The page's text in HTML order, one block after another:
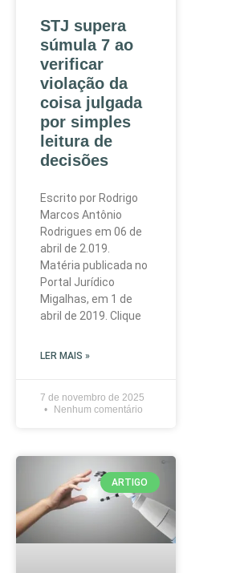
STJ supera
súmula 7 ao
verificar
violação da
coisa julgada
por simples
leitura de
decisões
Escrito por Rodrigo
Marcos Antônio
Rodrigues em 06 de
abril de 2.019.
Matéria publicada no
Portal Jurídico
Migalhas, em 1 de
abril de 2019. Clique
LER MAIS »
7 de novembro de 2025
Nenhum comentário
ARTIGO